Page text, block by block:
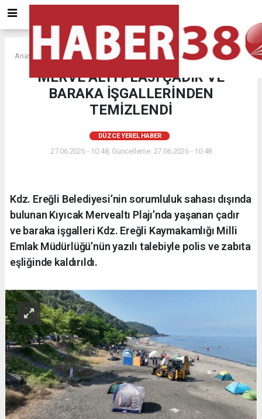
Anasayfa DÜZCE YEREL HABER
MERVE ALTI PLAJI ÇADIR VE
BARAKA İŞGALLERİNDEN
TEMİZLENDİ
DÜZCE YEREL HABER
27.06.2026 - 10:48, Güncelleme: 27.06.2026 - 10:48
Kdz. Ereğli Belediyesi’nin sorumluluk sahası dışında
bulunan Kıyıcak Mervealtı Plajı’nda yaşanan çadır
ve baraka işgalleri Kdz. Ereğli Kaymakamlığı Milli
Emlak Müdürlüğü’nün yazılı talebiyle polis ve zabıta
eşliğinde kaldırıldı.